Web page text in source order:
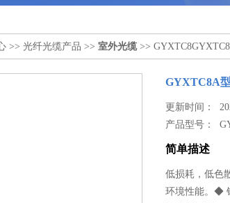
>> 光纤光缆产品 >> 室外光缆>>
GYXTC8A
更新时间：
产品型号：
简单描述
低损耗，低色
环境性能。◆